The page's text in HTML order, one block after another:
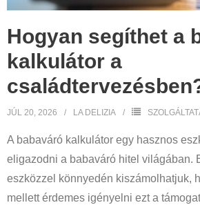
Hogyan segíthet a
kalkulátor a
JÚL 20, 2026 LA DELIZIA
A babaváró kalkulátor egy hasznos
eligazodni a babaváró hitel világában.
eszközzel könnyedén kiszámolhatjuk,
mellett érdemes igényelni ezt a